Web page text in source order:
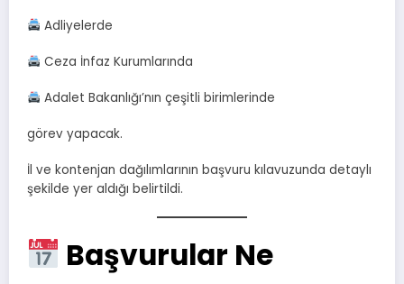
Adliyelerde
Ceza İnfaz Kurumlarında
Adalet Bakanlığı’nın çeşitli birimlerinde
görev yapacak.
İl ve kontenjan dağılımlarının başvuru kılavuzunda detaylı
şekilde yer aldığı belirtildi.
Başvurular Ne